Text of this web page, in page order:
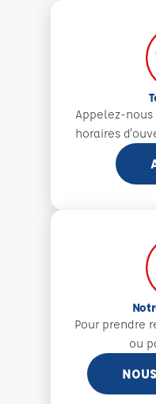
Appelez-nous
horaires
Pour prendre
ou